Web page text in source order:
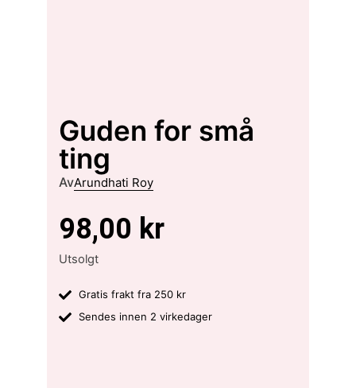
Guden for små
ting
AvArundhati Roy
98,00 kr
Utsolgt
Gratis frakt fra 250 kr
Sendes innen 2 virkedager